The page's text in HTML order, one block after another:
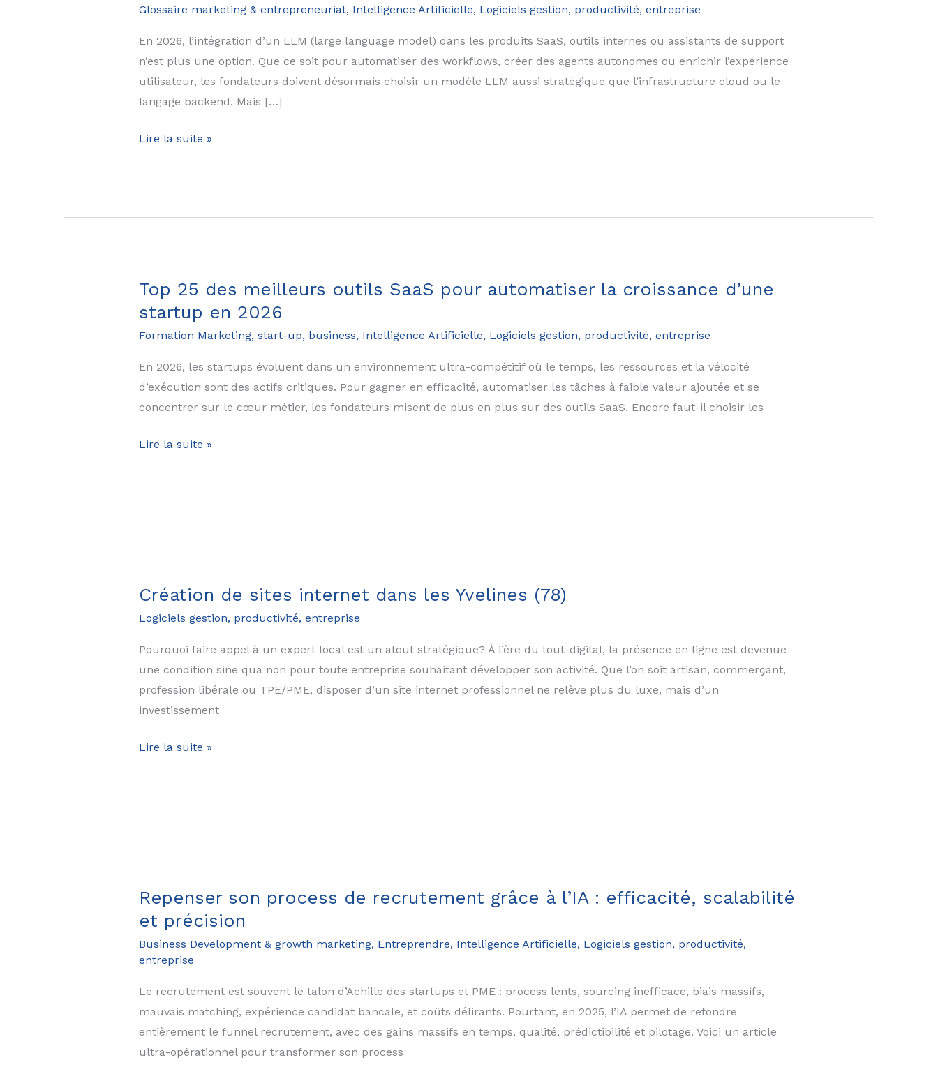
Glossaire marketing & entrepreneuriat, Intelligence Artificielle, Logiciels gestion, productivité, entreprise
En 2026, l’intégration d’un LLM (large language model) dans les produits SaaS, outils internes ou assistants de support
n’est plus une option. Que ce soit pour automatiser des workflows, créer des agents autonomes ou enrichir l’expérience
utilisateur, les fondateurs doivent désormais choisir un modèle LLM aussi stratégique que l’infrastructure cloud ou le
langage backend. Mais […]
Quel
votre
?
Le
comparatif
complet
(GPT-
Mistral,
Lire la suite »
Top 25 des meilleurs outils SaaS pour automatiser la croissance d’une
startup en 2026
Formation Marketing, start-up, business, Intelligence Artificielle, Logiciels gestion, productivité, entreprise
En 2026, les startups évoluent dans un environnement ultra-compétitif où le temps, les ressources et la vélocité
d’exécution sont des actifs critiques. Pour gagner en efficacité, automatiser les tâches à faible valeur ajoutée et se
concentrer sur le cœur métier, les fondateurs misent de plus en plus sur des outils SaaS. Encore faut-il choisir les
Top
outils
automatiser
la
croissance
d’une
startup
en
2026
Lire la suite »
Création de sites internet dans les Yvelines (78)
Logiciels gestion, productivité, entreprise
Pourquoi faire appel à un expert local est un atout stratégique? À l’ère du tout-digital, la présence en ligne est devenue
une condition sine qua non pour toute entreprise souhaitant développer son activité. Que l’on soit artisan, commerçant,
profession libérale ou TPE/PME, disposer d’un site internet professionnel ne relève plus du luxe, mais d’un
investissement
Création
dans
Lire la suite »
Repenser son process de recrutement grâce à l’IA : efficacité, scalabilité
et précision
Business Development & growth marketing, Entreprendre, Intelligence Artificielle, Logiciels gestion, productivité,
entreprise
Le recrutement est souvent le talon d’Achille des startups et PME : process lents, sourcing inefficace, biais massifs,
mauvais matching, expérience candidat bancale, et coûts délirants. Pourtant, en 2025, l’IA permet de refondre
entièrement le funnel recrutement, avec des gains massifs en temps, qualité, prédictibilité et pilotage. Voici un article
ultra-opérationnel pour transformer son process